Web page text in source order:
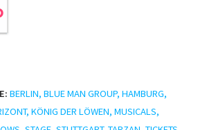
BERLIN, BLUE MAN GROUP, HAMBURG,
, KÖNIG DER LÖWEN, MUSICALS,